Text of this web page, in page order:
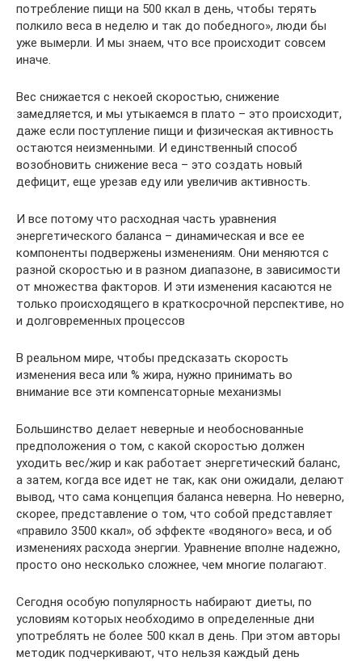
потребление пищи на 500 ккал в день, чтобы терять
полкило веса в неделю и так до победного», люди бы
уже вымерли. И мы знаем, что все происходит совсем
иначе.
Вес снижается с некоей скоростью, снижение
замедляется, и мы утыкаемся в плато – это происходит,
даже если поступление пищи и физическая активность
остаются неизменными. И единственный способ
возобновить снижение веса – это создать новый
дефицит, еще урезав еду или увеличив активность.
И все потому что расходная часть уравнения
энергетического баланса – динамическая и все ее
компоненты подвержены изменениям. Они меняются с
разной скоростью и в разном диапазоне, в зависимости
от множества факторов. И эти изменения касаются не
только происходящего в краткосрочной перспективе, но
и долговременных процессов
В реальном мире, чтобы предсказать скорость
изменения веса или % жира, нужно принимать во
внимание все эти компенсаторные механизмы
Большинство делает неверные и необоснованные
предположения о том, с какой скоростью должен
уходить вес/жир и как работает энергетический баланс,
а затем, когда все идет не так, как они ожидали, делают
вывод, что сама концепция баланса неверна. Но неверно,
скорее, представление о том, что собой представляет
«правило 3500 ккал», об эффекте «водяного» веса, и об
изменениях расхода энергии. Уравнение вполне надежно,
просто оно несколько сложнее, чем многие полагают.
Сегодня особую популярность набирают диеты, по
условиям которых необходимо в определенные дни
употреблять не более 500 ккал в день. При этом авторы
методик подчеркивают, что нельзя каждый день